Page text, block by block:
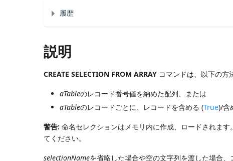
履歴
説明
CREATE SELECTION FROM ARRAY コマンドは、以下の方
aTableのレコード番号値を納めた配列、または
aTableのレコードごとに、レコードを含める (True)/含
警告: 命名セレクションはメモリ内に作成、ロードされま
てください。
selectionNameを省略した場合や空の文字列を渡した場合